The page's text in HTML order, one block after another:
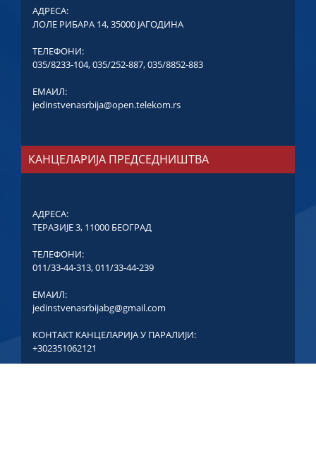
АДРЕСА:
ЛОЛЕ РИБАРА 14, 35000 ЈАГОДИНА
ТЕЛЕФОНИ:
035/8233-104,035/252-887,035/8852-883
ЕМАИЛ:
jedinstvenasrbija@open.telekom.rs
КАНЦЕЛАРИЈА ПРЕДСЕДНИШТВА
АДРЕСА:
ТЕРАЗИЈЕ 3, 11000 БЕОГРАД
ТЕЛЕФОНИ:
011/33-44-313,011/33-44-239
ЕМАИЛ:
jedinstvenasrbijabg@gmail.com
КОНТАКТ КАНЦЕЛАРИЈА У ПАРАЛИЈИ:
+302351062121